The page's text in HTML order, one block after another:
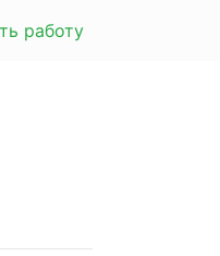
работу